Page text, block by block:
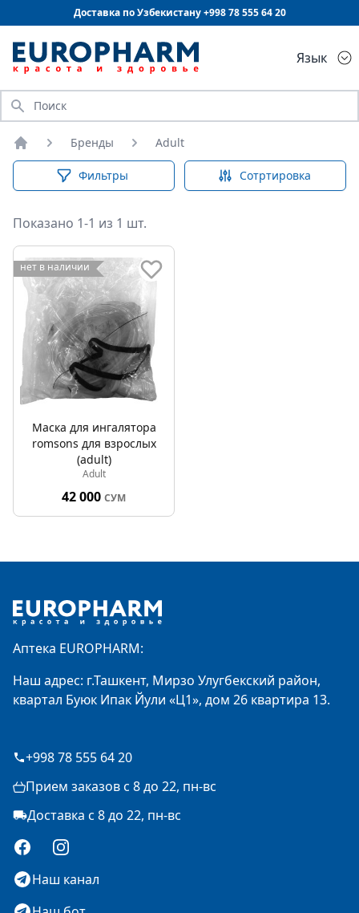
Доставка по Узбекистану +99878 555 64 20
Язык
Искать
Главная
Бренды Adult
Фильтры Сотртировка
Показано 1-1 из 1 шт.
нет в наличии
Маска для ингалятора
romsons для взрослых
(adult)
Adult
42 000 СУМ
Аптека EUROPHARM:
Наш адрес: г.Ташкент, Мирзо Улугбекский район,
квартал Буюк Ипак Йули «Ц1», дом 26 квартира 13.
+998 78 555 64 20
Прием заказов с 8 до 22, пн-вс
Доставка с 8 до 22, пн-вс
FacebookInstagram
Наш канал